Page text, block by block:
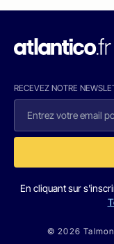
RECEVEZ NOTRE
En cliquant sur
© 2026